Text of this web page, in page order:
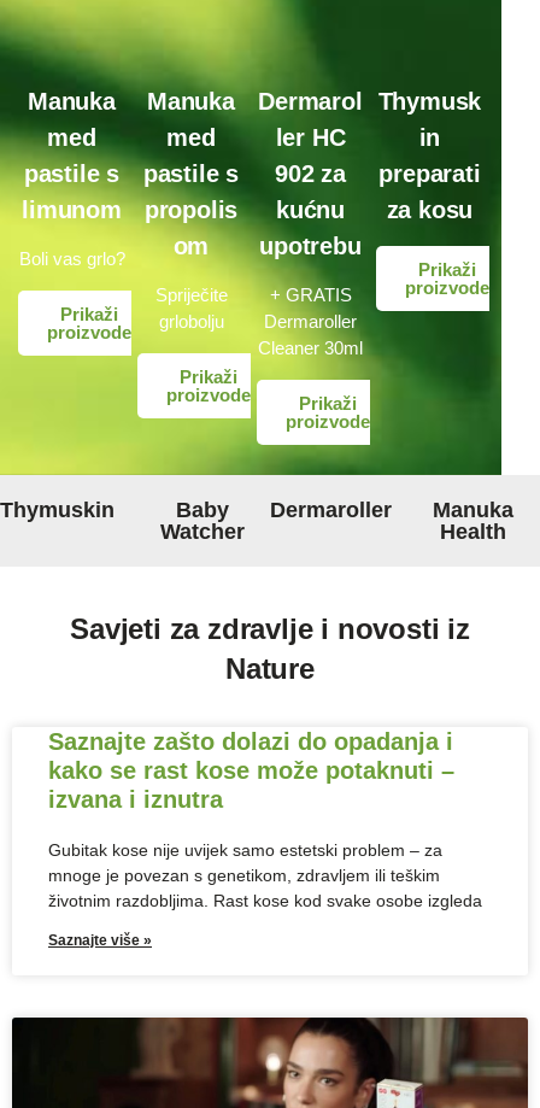
Manuka
med
pastile s
limunom
Boli vas grlo?
Prikaži
proizvode
Manuka
med
pastile s
propolis
om
Spriječite
grlobolju
Prikaži
proizvode
Dermarol
ler HC
902 za
kućnu
upotrebu
+ GRATIS
Dermaroller
Cleaner 30ml
Prikaži
proizvode
Thymusk
in
preparati
za kosu
Prikaži
proizvode
Thymuskin
Baby
Watcher
Dermaroller
Manuka
Health
Savjeti za zdravlje i novosti iz
Nature
Saznajte zašto dolazi do opadanja i
kako se rast kose može potaknuti –
izvana i iznutra
Gubitak kose nije uvijek samo estetski problem – za
mnoge je povezan s genetikom, zdravljem ili teškim
životnim razdobljima. Rast kose kod svake osobe izgleda
Saznajte više »